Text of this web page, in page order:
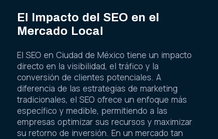
El Impacto del SEO en el
Mercado Local
El SEO en Ciudad de México tiene un impacto
directo en la visibilidad, el tráfico y la
conversión de clientes potenciales. A
diferencia de las estrategias de marketing
tradicionales, el SEO ofrece un enfoque más
específico y medible, permitiendo a las
empresas optimizar sus recursos y maximizar
su retorno de inversión. En un mercado tan